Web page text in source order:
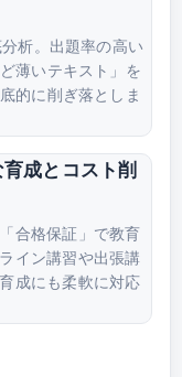
析。出題率の高い
薄いテキスト」を
的に削ぎ落としま
成とコスト削
合格保証」で教育
イン講習や出張講
成にも柔軟に対応